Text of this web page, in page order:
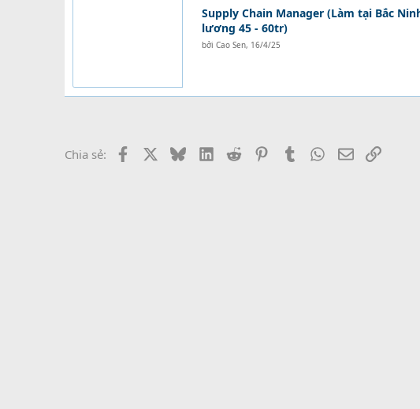
Supply Chain Manager (Làm tại Bắc
lương 45 - 60tr)
bởi Cao Sen, 16/4/25
Chia sẻ: Facebook BlueskyLinkedIn
Reddit PinterestTumblr WhatsApp
EmailLink